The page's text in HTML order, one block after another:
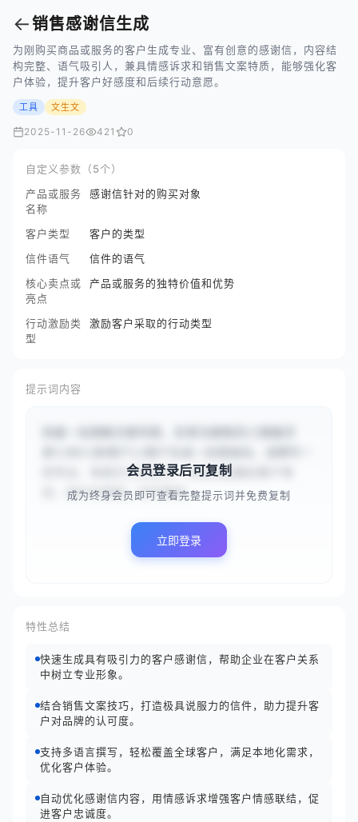
←销售感谢信生成
为刚购买商品或服务的客户生成专业、富有创意的感谢信，内容结
构完整、语气吸引人，兼具情感诉求和销售文案特质，能够强化客
户体验，提升客户好感度和后续行动意愿。
工具 文生文
2025-11-26 421 0
自定义参数（5个）
产品或服务
名称
感谢信针对的购买对象
客户类型
客户的类型
信件语气
信件的语气
核心卖点或
亮点
产品或服务的独特价值和优势
行动激励类
型
激励客户采取的行动类型
提示词内容
封专业、有吸引力的信件，内容应能强化客户体
验，提升好感度。信件需结...
会员登录后可复制
成为终身会员即可查看完整提示词并免费复制
立即登录
特性总结
快速生成具有吸引力的客户感谢信，帮助企业在客户关系
中树立专业形象。
结合销售文案技巧，打造极具说服力的信件，助力提升客
户对品牌的认可度。
支持多语言撰写，轻松覆盖全球客户，满足本地化需求，
优化客户体验。
自动优化感谢信内容，用情感诉求增强客户情感联结，促
进客户忠诚度。